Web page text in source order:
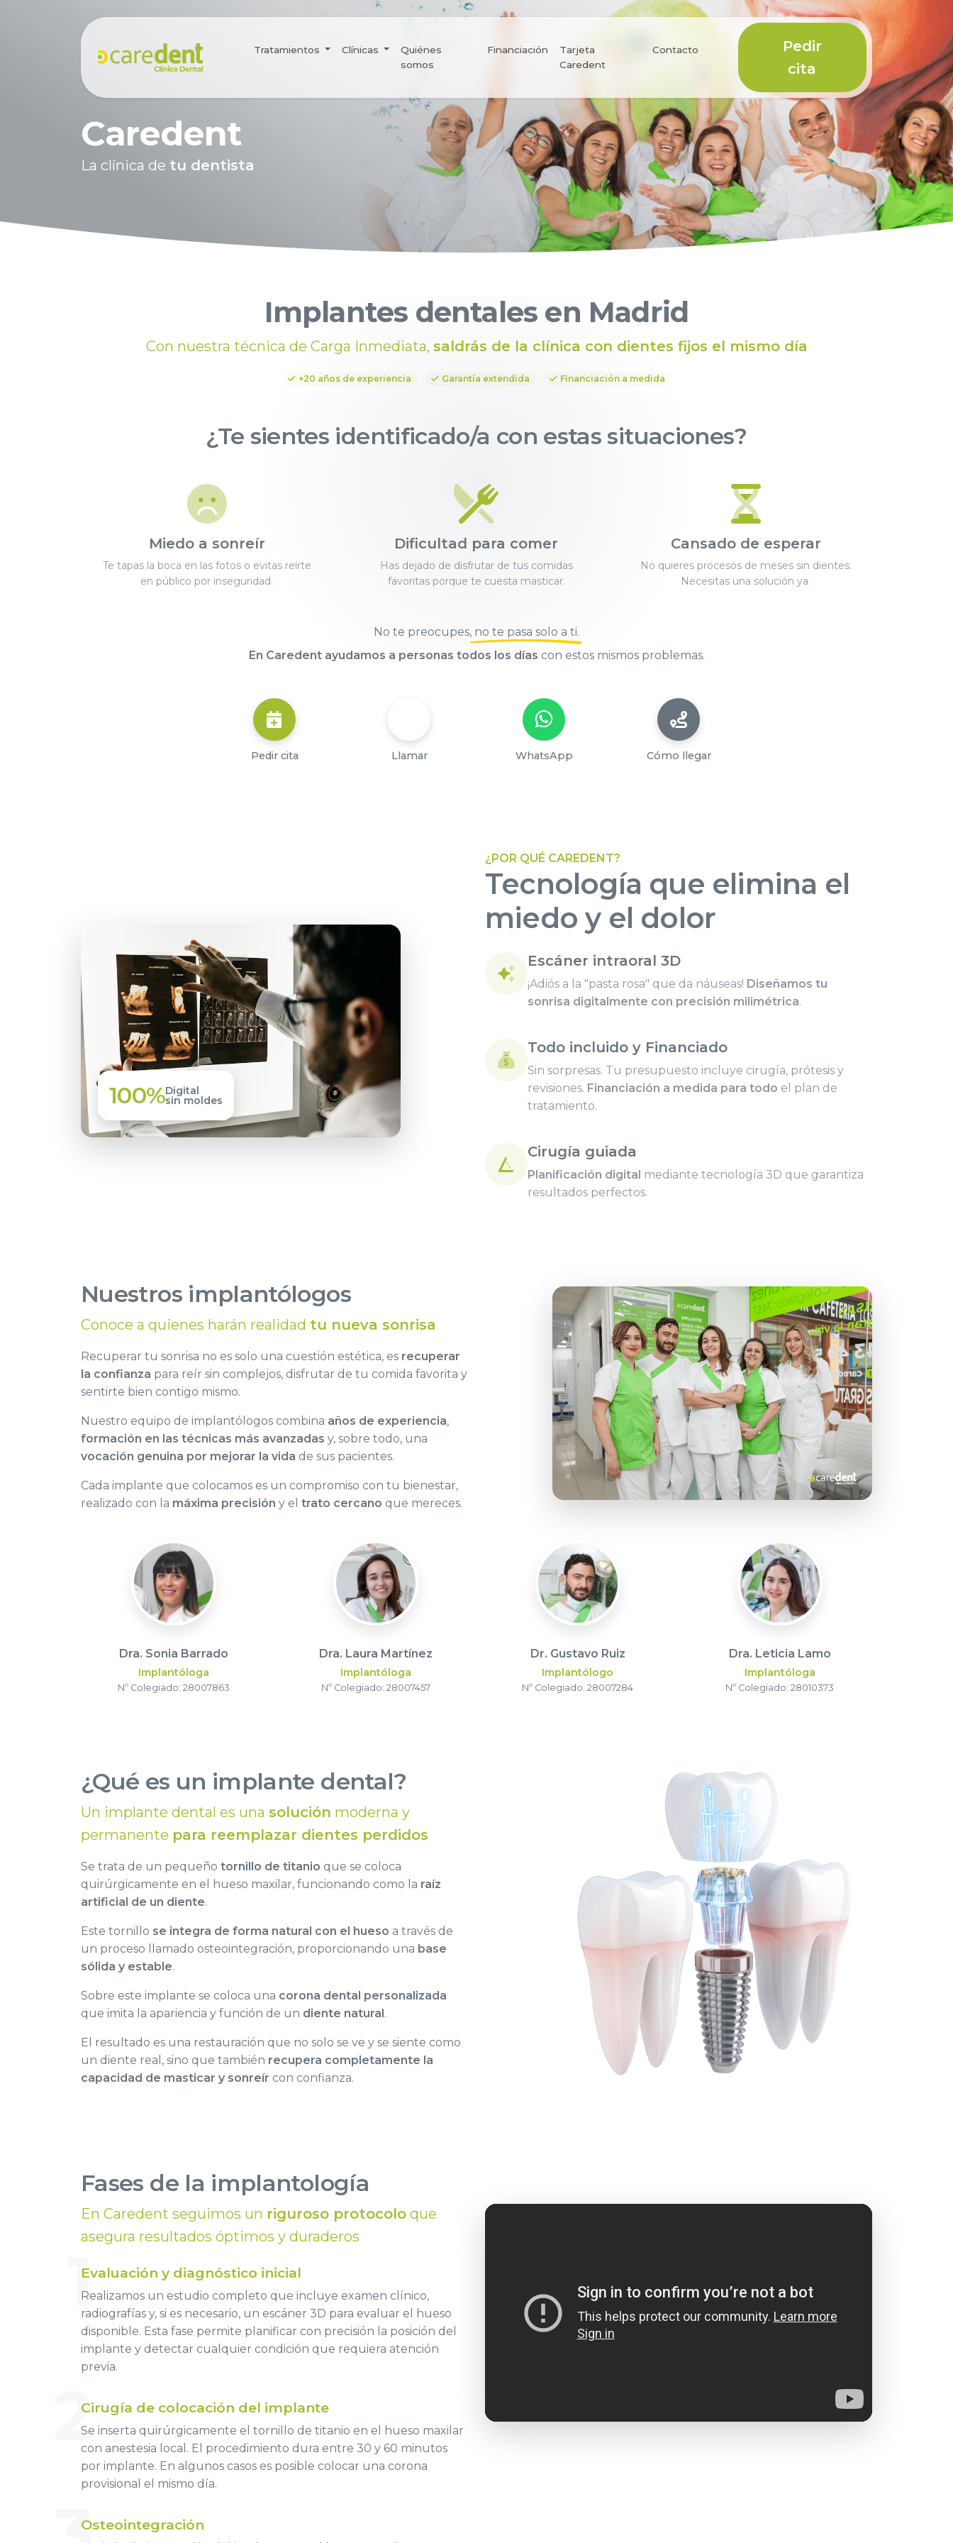
Pedir
cita
Tratamientos Clínicas
Quiénes
somos
Financiación
Tarjeta
Caredent
Contacto
Caredent
La clínica de tu dentista
Implantes dentales en Madrid
Con nuestra técnica de Carga Inmediata, saldrás de la clínica con dientes fijos el mismo día
+20 años de experiencia Garantía extendida Financiación a medida
¿Te sientes identificado/a con estas situaciones?
Miedo a sonreír
Te tapas la boca en las fotos o evitas reírte
en público por inseguridad.
Dificultad para comer
Has dejado de disfrutar de tus comidas
favoritas porque te cuesta masticar.
Cansado de esperar
No quieres procesos de meses sin dientes.
Necesitas una solución ya.
No te preocupes, no te pasa solo a ti.
En Caredent ayudamos a personas todos los días con estos mismos problemas.
Pedir cita Llamar WhatsApp Cómo llegar
100%Digital
sin moldes
¿POR QUÉ CAREDENT?
Tecnología que elimina el
miedo y el dolor
Escáner intraoral 3D
¡Adiós a la "pasta rosa" que da náuseas! Diseñamos tu
sonrisa digitalmente con precisión milimétrica.
Todo incluido y Financiado
Sin sorpresas. Tu presupuesto incluye cirugía, prótesis y
revisiones. Financiación a medida para todo el plan de
tratamiento.
Cirugía guiada
Planificación digital mediante tecnología 3D que garantiza
resultados perfectos.
Nuestros implantólogos
Conoce a quienes harán realidad tu nueva sonrisa
Recuperar tu sonrisa no es solo una cuestión estética, es recuperar
la confianza para reír sin complejos, disfrutar de tu comida favorita y
sentirte bien contigo mismo.
Nuestro equipo de implantólogos combina años de experiencia,
formación en las técnicas más avanzadas y, sobre todo, una
vocación genuina por mejorar la vida de sus pacientes.
Cada implante que colocamos es un compromiso con tu bienestar,
realizado con la máxima precisión y el trato cercano que mereces.
Dra. Sonia Barrado
Implantóloga
Nº Colegiado: 28007863
Dra. Laura Martínez
Implantóloga
Nº Colegiado: 28007457
Dr. Gustavo Ruiz
Implantólogo
Nº Colegiado: 28007284
Dra. Leticia Lamo
Implantóloga
Nº Colegiado: 28010373
¿Qué es un implante dental?
Un implante dental es una solución moderna y
permanente para reemplazar dientes perdidos
Se trata de un pequeño tornillo de titanio que se coloca
quirúrgicamente en el hueso maxilar, funcionando como la raíz
artificial de un diente.
Este tornillo se integra de forma natural con el hueso a través de
un proceso llamado osteointegración, proporcionando una base
sólida y estable.
Sobre este implante se coloca una corona dental personalizada
que imita la apariencia y función de un diente natural.
El resultado es una restauración que no solo se ve y se siente como
un diente real, sino que también recupera completamente la
capacidad de masticar y sonreír con confianza.
Fases de la implantología
En Caredent seguimos un riguroso protocolo que
asegura resultados óptimos y duraderos
1
Evaluación y diagnóstico inicial
Realizamos un estudio completo que incluye examen clínico,
radiografías y, si es necesario, un escáner 3D para evaluar el hueso
disponible. Esta fase permite planificar con precisión la posición del
implante y detectar cualquier condición que requiera atención
previa.
2
Cirugía de colocación del implante
Se inserta quirúrgicamente el tornillo de titanio en el hueso maxilar
con anestesia local. El procedimiento dura entre 30 y 60 minutos
por implante. En algunos casos es posible colocar una corona
provisional el mismo día.
Osteointegración